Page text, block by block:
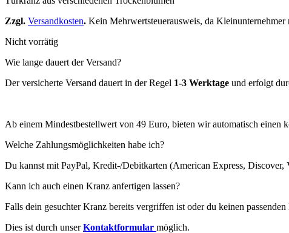
Zzgl. Versandkosten. Kein Mehrwertsteuerausweis, da Kleinunternehmer
Nicht vorrätig
Wie lange dauert der Versand?
Der versicherte Versand dauert in der Regel 1-3 Werktage und erfolgt
Ab einem Mindestbestellwert von 49 Euro, bieten wir automatisch einen
Welche Zahlungsmöglichkeiten habe ich?
Du kannst mit PayPal, Kredit-/Debitkarten (American Express,
Kann ich auch einen Kranz anfertigen lassen?
Falls dein gesuchter Kranz bereits vergriffen ist oder du keinen
Dies ist durch unserKontaktformular möglich.